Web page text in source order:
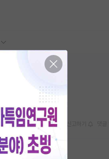
스크랩